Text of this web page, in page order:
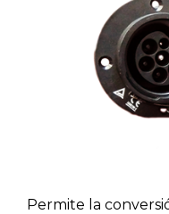
Permite la